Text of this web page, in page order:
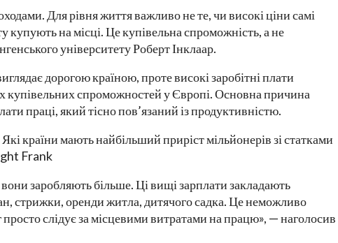
Для рівня життя важливо не те, чи високі ціни самі
купують на місці. Це купівельна спроможність, а не
університету Роберт Інклаар.
дорогою країною, проте високі заробітні плати
купівельних спроможностей у Європі. Основна причина
праці, який тісно пов’язаний із продуктивністю.
країни мають найбільший приріст мільйонерів зі статками
Frank
заробляють більше. Ці вищі зарплати закладають
стрижки, оренди житла, дитячого садка. Це неможливо
просто слідує за місцевими витратами на працю», — наголосив